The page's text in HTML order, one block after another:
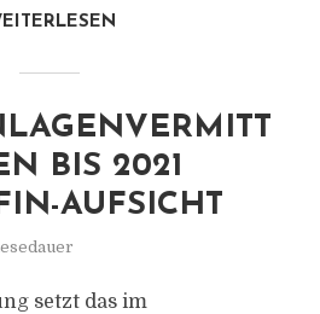
BIS 2021
AUFSICHT
setzt das im